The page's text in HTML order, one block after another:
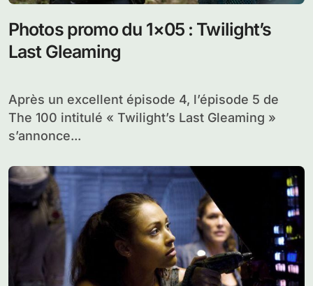
Photos promo du 1×05 : Twilight’s
Last Gleaming
Après un excellent épisode 4, l’épisode 5 de
The 100 intitulé « Twilight’s Last Gleaming »
s’annonce...